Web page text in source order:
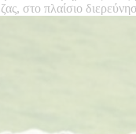
στο πλαίσιο